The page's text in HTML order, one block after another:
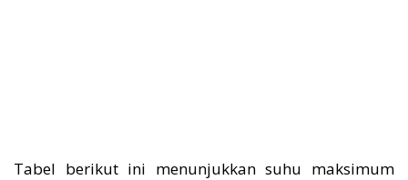
Tabel berikut ini menunjukkan suhu maksimum